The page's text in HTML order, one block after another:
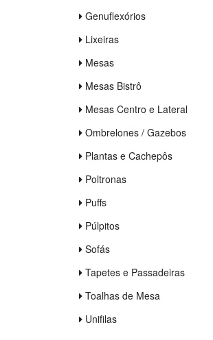
Genuflexórios
Lixeiras
Mesas
Mesas Bistrô
Mesas Centro e Lateral
Ombrelones / Gazebos
Plantas e Cachepôs
Poltronas
Puffs
Púlpitos
Sofás
Tapetes e Passadeiras
Toalhas de Mesa
Unifilas